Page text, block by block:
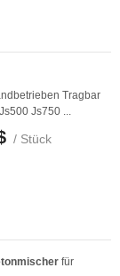
Tragbar
Js750 ...
/ Stück
für